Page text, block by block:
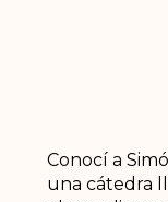
Conocí a
una cátedra